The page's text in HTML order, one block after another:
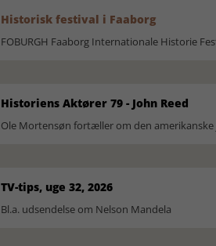
Historisk festival i Faaborg
FOBURGH Faaborg Internationale Historie
Historiens Aktører 79 - John Reed
Ole Mortensøn fortæller om den
TV-tips, uge 32, 2026
Bl.a. udsendelse om Nelson Mandela